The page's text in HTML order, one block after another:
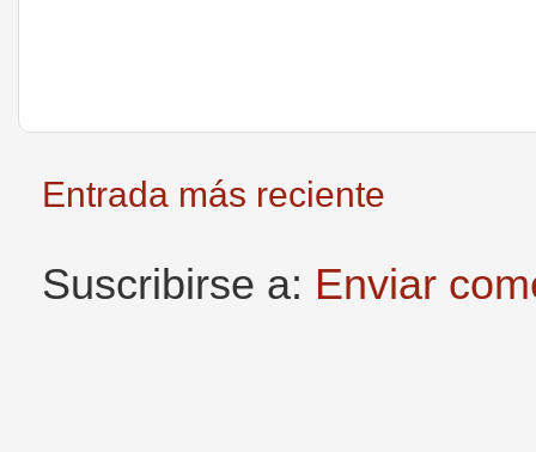
Entrada más reciente
Suscribirse a: Enviar